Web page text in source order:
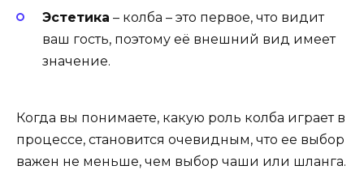
Эстетика – колба – это первое, что видит
ваш гость, поэтому её внешний вид имеет
значение.
Когда вы понимаете, какую роль колба играет в
процессе, становится очевидным, что ее выбор
важен не меньше, чем выбор чаши или шланга.